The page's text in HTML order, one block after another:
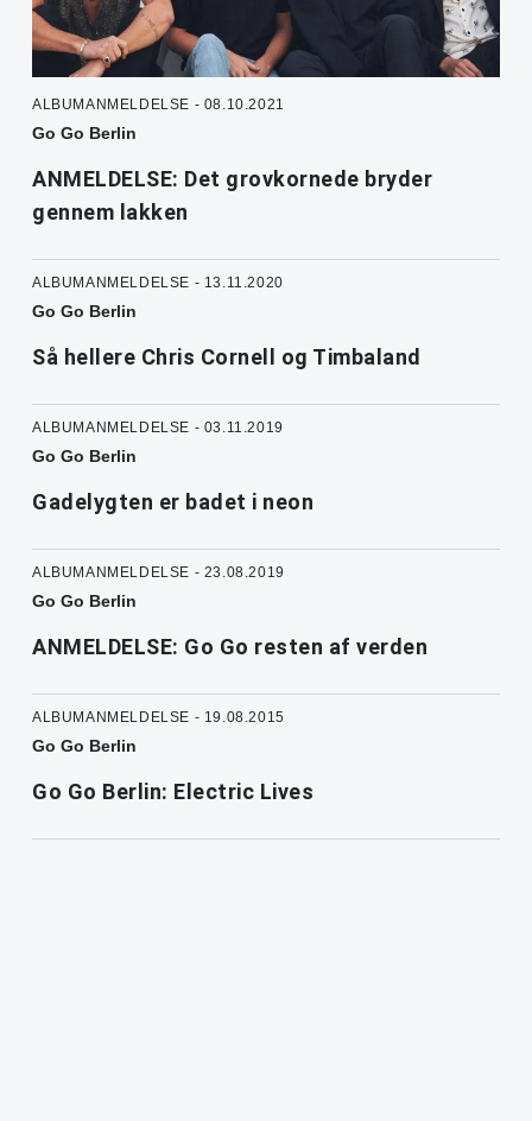
ALBUMANMELDELSE - 08.10.2021
Go Go Berlin
ANMELDELSE: Det grovkornede bryder
gennem lakken
ALBUMANMELDELSE - 13.11.2020
Go Go Berlin
Så hellere Chris Cornell og Timbaland
ALBUMANMELDELSE - 03.11.2019
Go Go Berlin
Gadelygten er badet i neon
ALBUMANMELDELSE - 23.08.2019
Go Go Berlin
ANMELDELSE: Go Go resten af verden
ALBUMANMELDELSE - 19.08.2015
Go Go Berlin
Go Go Berlin: Electric Lives